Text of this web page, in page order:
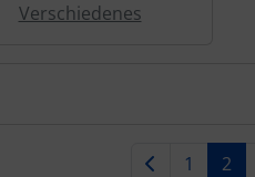
Verschiedenes
1 2